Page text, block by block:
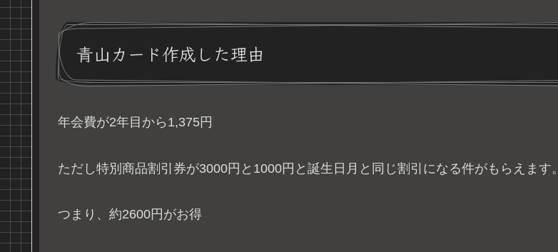
青山カード作成した理由
年会費が2年目から1,375円
ただし特別商品割引券が3000円と1000円と誕生日月と同じ割引になる件がもらえます。
つまり、約2600円がお得